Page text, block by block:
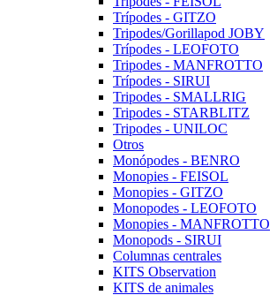
Trípodes - GITZO
Tripodes/Gorillapod JOBY
Trípodes - LEOFOTO
Tripodes - MANFROTTO
Trípodes - SIRUI
Tripodes - SMALLRIG
Tripodes - STARBLITZ
Tripodes - UNILOC
Otros
Monópodes - BENRO
Monopies - FEISOL
Monopies - GITZO
Monopodes - LEOFOTO
Monopies - MANFROTTO
Monopods - SIRUI
Columnas centrales
KITS Observation
KITS de animales